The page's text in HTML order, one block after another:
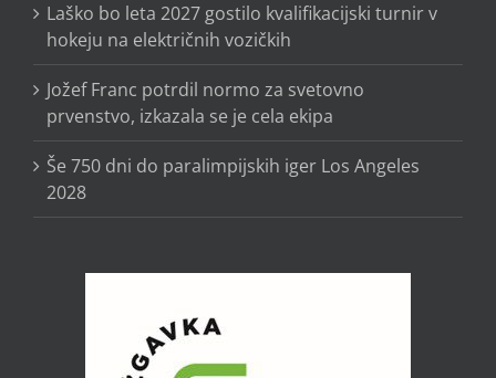
Laško bo leta 2027 gostilo kvalifikacijski turnir v
hokeju na električnih vozičkih
Jožef Franc potrdil normo za svetovno
prvenstvo, izkazala se je cela ekipa
Še 750 dni do paralimpijskih iger Los Angeles
2028